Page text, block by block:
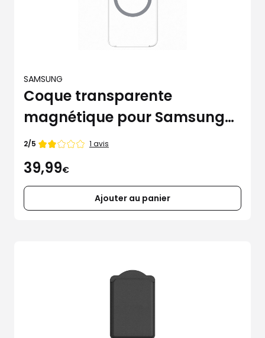
SAMSUNG
Coque transparente
magnétique pour Samsung
Galaxy S25+
Note
2/5 1 avis
39,99€
Ajouter au panier